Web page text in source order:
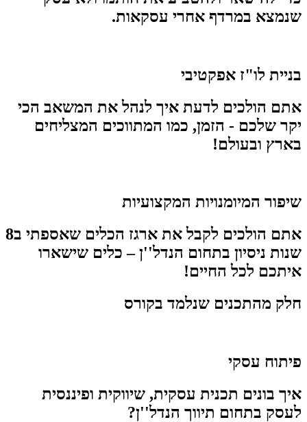
שנמצא במרדף אחרי עסקאות.
בניית לו"ז אפקטיבי
אתם הולכים לדעת איך לנהל את המשאב הכי
יקר שלכם - הזמן, כמו המתווכים המצליחים
בארץ ובעולם!
שיפור המיומנויות המקצועיות
אתם הולכים לקבל את ארגז הכלים שאספתי ב8
שנות ניסיון בתחום הנדל''ן – כלים שישארו
איתכם לכל החיים!
חלק מהתכנים שנלמד בקורס
פיתוח עסקי
איך בונים תכנית עסקית, שיווקית ופיננסית
לעסק בתחום תיווך הנדל''ן?